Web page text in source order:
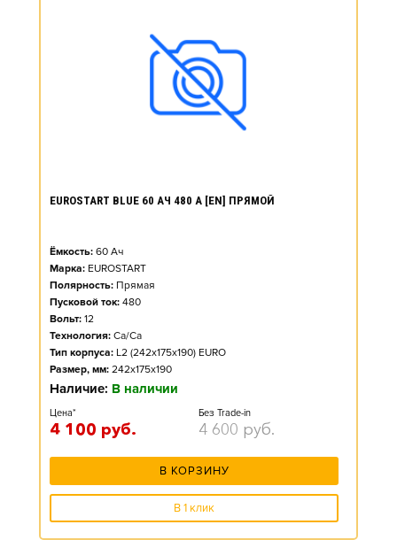
EUROSTART BLUE 60 АЧ 480 А [EN] ПРЯМОЙ
Ёмкость: 60 Ач
Марка: EUROSTART
Полярность: Прямая
Пусковой ток: 480
Вольт: 12
Технология: Ca/Ca
Тип корпуса: L2 (242x175x190) EURO
Размер, мм: 242x175x190
Наличие: В наличии
Цена*
4 100 руб.
Без Trade-in
4 600 руб.
В КОРЗИНУ
В 1 клик